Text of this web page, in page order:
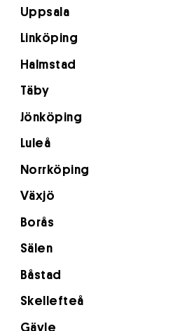
Uppsala
Linköping
Halmstad
Täby
Jönköping
Luleå
Norrköping
Växjö
Borås
Sälen
Båstad
Skellefteå
Gävle